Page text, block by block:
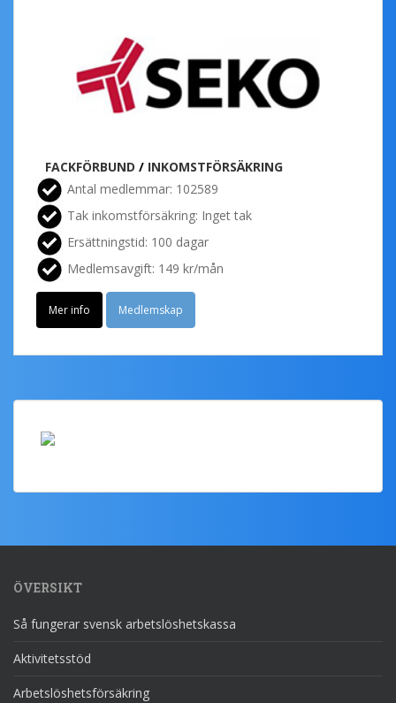
FACKFÖRBUND / INKOMSTFÖRSÄKRING
Antal medlemmar: 102589
Tak inkomstförsäkring: Inget tak
Ersättningstid: 100 dagar
Medlemsavgift: 149 kr/mån
Mer info Medlemskap
ÖVERSIKT
Så fungerar svensk arbetslöshetskassa
Aktivitetsstöd
Arbetslöshetsförsäkring